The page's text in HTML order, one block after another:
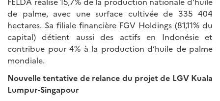
de palme, avec une surface cultivée de 335 404
hectares. Sa filiale financière FGV Holdings (81,11% du
capital) détient aussi des actifs en Indonésie et
contribue pour 4% à la production d’huile de palme
mondiale.
Nouvelle tentative de relance du projet de LGV Kuala
Lumpur-Singapour